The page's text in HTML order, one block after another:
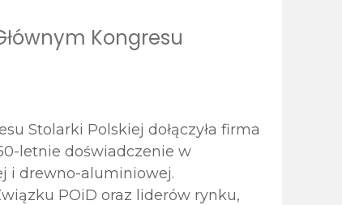
Kongresu
Stolarki Polskiej dołączyła firma
letnie doświadczenie w
i drewno-aluminiowej.
POiD oraz liderów rynku,